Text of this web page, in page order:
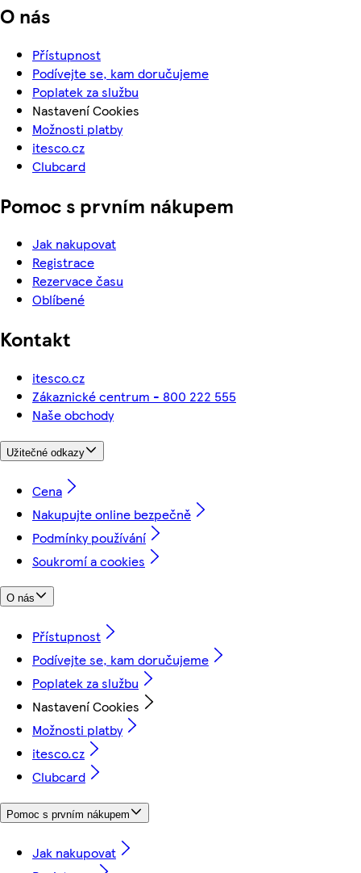
O nás
Přístupnost
Podívejte se, kam doručujeme
Poplatek za službu
Nastavení Cookies
Možnosti platby
itesco.cz
Clubcard
Pomoc s prvním nákupem
Jak nakupovat
Registrace
Rezervace času
Oblíbené
Kontakt
itesco.cz
Zákaznické centrum - 800 222 555
Naše obchody
Užitečné odkazy
Cena
Nakupujte online bezpečně
Podmínky používání
Soukromí a cookies
O nás
Přístupnost
Podívejte se, kam doručujeme
Poplatek za službu
Nastavení Cookies
Možnosti platby
itesco.cz
Clubcard
Pomoc s prvním nákupem
Jak nakupovat